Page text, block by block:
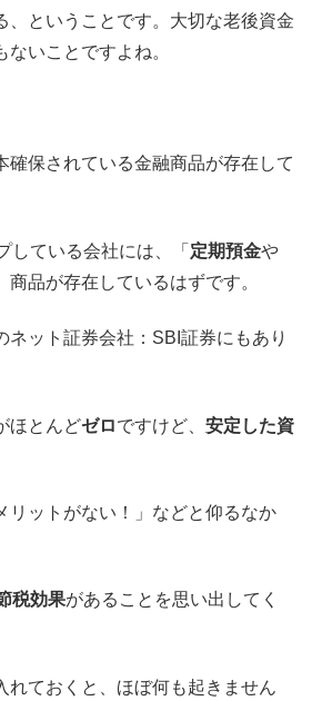
、ということです。大切な老後資金
いことですよね。
確保されている金融商品が存在して
している会社には、「 定期預金や
商品が存在しているはずです。
ネット証券会社：SBI証券にもあり
ほとんどゼロですけど、 安定した資
リットがない！」などと仰るなか
税効果があることを思い出してく
れておくと、ほぼ何も起きません